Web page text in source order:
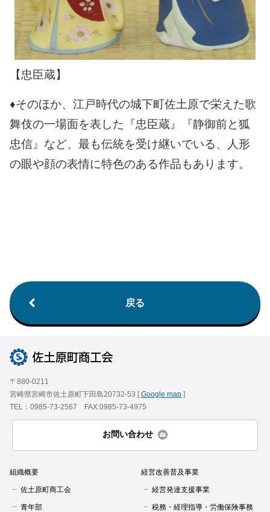
【忠臣蔵】
♦そのほか、江戸時代の城下町佐土原で栄えた歌
舞伎の一場面を表した『忠臣蔵』『静御前と狐
忠信』など、最も伝統を受け継いでいる、人形
の眼や顔の表情に特色のある作品もあります。
戻る
〒880-0211
宮崎県宮崎市佐土原町下田島20732-53 [Google map ]
TEL：0985-73-2567 FAX:0985-73-4975
お問い合わせ
組織概要
佐土原町商工会
青年部
経営改善普及事業
経営発達支援事業
税務・経理指導・労働保険事務